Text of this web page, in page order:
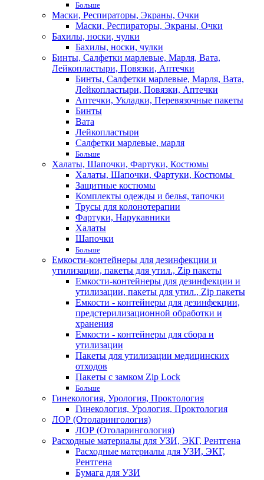
Больше
Маски, Респираторы, Экраны, Очки
Маски, Респираторы, Экраны, Очки
Бахилы, носки, чулки
Бахилы, носки, чулки
Бинты, Салфетки марлевые, Марля, Вата,
Лейкопластыри, Повязки, Аптечки
Бинты, Салфетки марлевые, Марля, Вата,
Лейкопластыри, Повязки, Аптечки
Аптечки, Укладки, Перевязочные пакеты
Бинты
Вата
Лейкопластыри
Салфетки марлевые, марля
Больше
Халаты, Шапочки, Фартуки, Костюмы
Халаты, Шапочки, Фартуки, Костюмы
Защитные костюмы
Комплекты одежды и белья, тапочки
Трусы для колонотерапии
Фартуки, Нарукавники
Халаты
Шапочки
Больше
Емкости-контейнеры для дезинфекции и
утилизации, пакеты для утил., Zip пакеты
Емкости-контейнеры для дезинфекции и
утилизации, пакеты для утил., Zip пакеты
Емкости - контейнеры для дезинфекции,
предстерилизационной обработки и
хранения
Емкости - контейнеры для сбора и
утилизации
Пакеты для утилизации медицинских
отходов
Пакеты с замком Zip Lock
Больше
Гинекология, Урология, Проктология
Гинекология, Урология, Проктология
ЛОР (Отоларингология)
ЛОР (Отоларингология)
Расходные материалы для УЗИ, ЭКГ, Рентгена
Расходные материалы для УЗИ, ЭКГ,
Рентгена
Бумага для УЗИ